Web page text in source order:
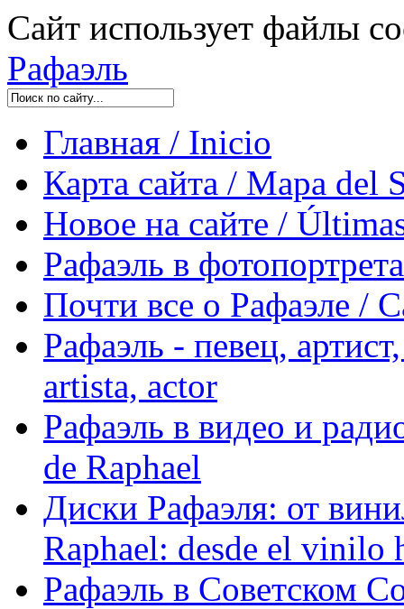
Сайт использует файлы
Рафаэль
Главная / Inicio
Карта сайта / Mapa del
Новое на сайте /
Рафаэль в
Почти все о Рафаэле /
Рафаэль - певец,
artista, actor
Рафаэль в видео и
de Raphael
Диски Рафаэля: от
Raphael: desde el vinilo
Рафаэль в Советском